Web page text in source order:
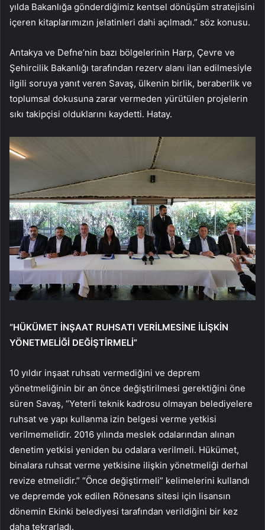
yılda Bakanlığa gönderdiğimiz kentsel dönüşüm stratejisini
içeren kitaplarımızın jelatinleri dahi açılmadı.” söz konusu.
Antakya ve Defne’nin bazı bölgelerinin Harp, Çevre ve
Şehircilik Bakanlığı tarafından rezerv alanı ilan edilmesiyle
ilgili soruya yanıt veren Savaş, ülkenin birlik, beraberlik ve
toplumsal dokusuna zarar vermeden yürütülen projelerin
sıkı takipçisi olduklarını kaydetti. Hatay.
“HÜKÜMET İNŞAAT RUHSATI VERİLMESİNE İLİŞKİN
YÖNETMELİĞİ DEĞİŞTİRMELİ”
10 yıldır inşaat ruhsatı vermediğini ve deprem
yönetmeliğinin bir an önce değiştirilmesi gerektiğini öne
süren Savaş, “Yeterli teknik kadrosu olmayan belediyelere
ruhsat ve yapı kullanma izin belgesi verme yetkisi
verilmemelidir. 2016 yılında meslek odalarından alınan
denetim yetkisi yeniden bu odalara verilmeli. Hükümet,
binalara ruhsat verme yetkisine ilişkin yönetmeliği derhal
revize etmelidir.” “Önce değiştirmeli” kelimelerini kullandı
ve depremde yok edilen Rönesans sitesi için lisansın
dönemin Ekinki belediyesi tarafından verildiğini bir kez
daha tekrarladı.